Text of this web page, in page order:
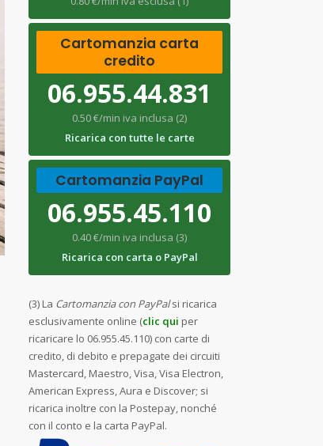
Cartomanzia carta
credito
06.955.44.831
0.50 €/min iva inclusa (2)
Ricarica con tutte le carte
Cartomanzia PayPal
06.955.45.110
0.40 €/min iva inclusa (3)
Ricarica con carta o PayPal
(3) La Cartomanzia con PayPalsi ricarica
esclusivamente online (clic qui per
ricaricare lo 06.955.45.110) con carte di
credito, di debito e prepagate dei circuiti
Mastercard, Maestro, Visa, Visa Electron,
American Express, Aura e Discover; si
ricarica inoltre con la Postepay, nonché
con il conto e la carta PayPal.